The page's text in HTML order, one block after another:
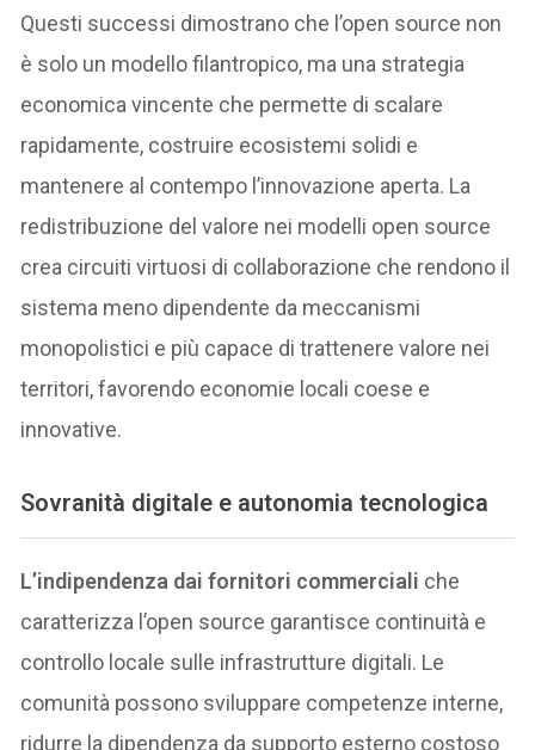
Questi successi dimostrano che l’open source non
è solo un modello filantropico, ma una strategia
economica vincente che permette di scalare
rapidamente, costruire ecosistemi solidi e
mantenere al contempo l’innovazione aperta. La
redistribuzione del valore nei modelli open source
crea circuiti virtuosi di collaborazione che rendono il
sistema meno dipendente da meccanismi
monopolistici e più capace di trattenere valore nei
territori, favorendo economie locali coese e
innovative.
Sovranità digitale e autonomia tecnologica
L’indipendenza dai fornitori commerciali che
caratterizza l’open source garantisce continuità e
controllo locale sulle infrastrutture digitali. Le
comunità possono sviluppare competenze interne,
ridurre la dipendenza da supporto esterno costoso